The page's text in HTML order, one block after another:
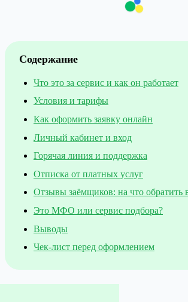
Содержание
Что это за сервис и как он работает
Условия и тарифы
Как оформить заявку онлайн
Личный кабинет и вход
Горячая линия и поддержка
Отписка от платных услуг
Отзывы заёмщиков: на что обратить
Это МФО или сервис подбора?
Выводы
Чек-лист перед оформлением